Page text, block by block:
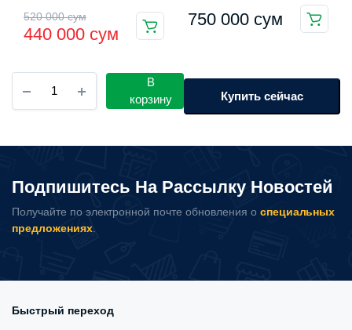
520 000сум
Первоначальная
цена
составляла
520
440 000 сум
Текущая
цена:
440
000 сум.
(MJCQB07PQW)
750 000 сум
Автомобильный
компрессор
70mai
TP03
количество
В
корзину
Купить сейчас
Подпишитесь На Рассылку Новостей
Получайте по электронной почте обновления о специальных
предложениях.
Быстрый переход